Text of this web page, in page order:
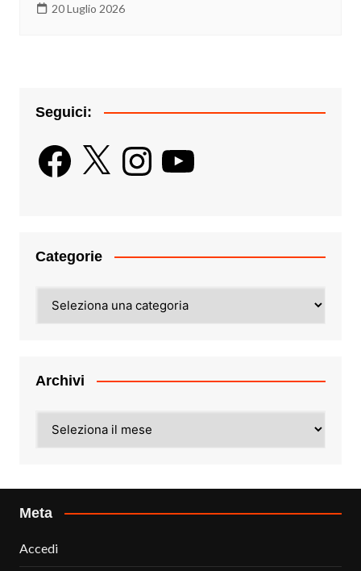
20 Luglio 2026
Seguici:
Facebook
X InstagramYouTube
Categorie
Archivi
Meta
Accedi